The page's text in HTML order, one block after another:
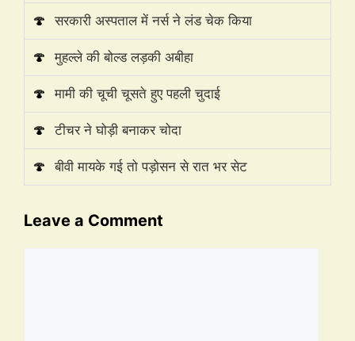
🍄 सरकारी अस्पताल में नर्स ने लंड चेक किया
🍄 मुहल्ले की बोल्ड लड़की अबीहा
🍄 मामी की चूची चूसते हुए पहली चुदाई
🍄 टीचर ने घोड़ी बनाकर चोदा
🍄 बीवी मायके गई तो पड़ोसन से रात भर सेट
Leave a Comment